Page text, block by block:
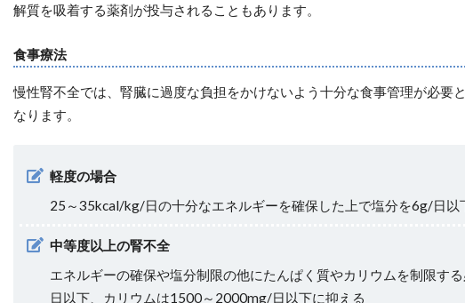
解質を吸着する薬剤が投与されることもあります。
食事療法
慢性腎不全では、腎臓に過度な負担をかけないよう十分な食事管理が必要
なります。
軽度の場合
25～35kcal/kg/日の十分なエネルギーを確保した上で塩分を6g/日以
中等度以上の腎不全
エネルギーの確保や塩分制限の他にたんぱく質やカリウムを制限す
日以下、カリウムは1500～2000mg/日以下に抑える